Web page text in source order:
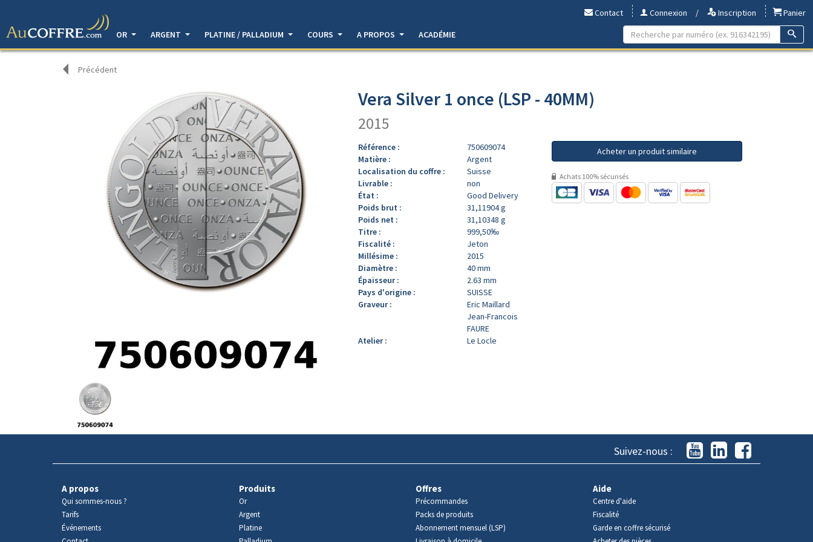
Contact Connexion / Inscription
Panier
OR
ARGENT PLATINE / PALLADIUM COURS A PROPOS ACADÉMIE
Précédent
produit
Vera Silver 1 once (LSP - 40MM)
2015
Référence :
750609074
Matière :
Argent
Localisation du coffre :
Suisse
Livrable :
non
État :
Good Delivery
Poids brut :
31,11904 g
Poids net :
31,10348 g
Titre :
999,50‰
Fiscalité :
Jeton
Millésime :
2015
Diamètre :
40 mm
Épaisseur :
2.63 mm
Pays d'origine :
SUISSE
Graveur :
Eric Maillard
Jean-Francois
FAURE
Atelier :
Le Locle
Acheter un produit similaire
Achats 100% sécurisés
Suivez-nous :
A propos
Qui sommes-nous ?
Tarifs
Événements
Produits
Or
Argent
Platine
Offres
Précommandes
Packs de produits
Abonnement mensuel (LSP)
Aide
Centre d'aide
Fiscalité
Garde en coffre sécurisé